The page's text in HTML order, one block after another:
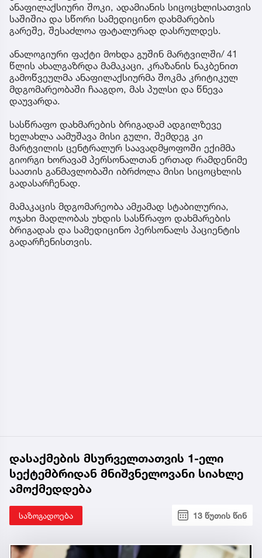
ანაფილაქსიური შოკი, ადამიანის სიცოცხლისათვის
საშიშია და სწორი სამედიცინო დახმარების
გარეშე, შესაძლოა ფატალურად დასრულდეს.
ანალოგიური ფაქტი მოხდა გუშინ მარტვილში/ 41
წლის ახალგაზრდა მამაკაცი, კრაზანის ნაკბენით
გამოწვეულმა ანაფილაქსიურმა შოკმა კრიტიკულ
მდგომარეობაში ჩააგდო, მას პულსი და წნევა
დაუვარდა.
სასწრაფო დახმარების ბრიგადამ ადგილზევე
ხელახლა აამუშავა მისი გული, შემდეგ კი
მარტვილის ცენტრალურ საავადმყოფოში ექიმმა
გიორგი ხორავამ პერსონალთან ერთად რამდენიმე
საათის განმავლობაში იბრძოლა მისი სიცოცხლის
გადასარჩენად.
მამაკაცის მდგომარეობა ამჟამად სტაბილურია,
ოჯახი მადლობას უხდის სასწრაფო დახმარების
ბრიგადას და სამედიცინო პერსონალს პაციენტის
გადარჩენისთვის.
დასაქმების მსურველთათვის 1-ელი
სექტემბრიდან მნიშვნელოვანი სიახლე
ამოქმედდება
საზოგადოება 13 წუთის წინ